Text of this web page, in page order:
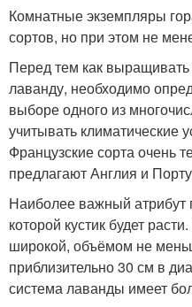
Комнатные экземпляры
сортов, но при этом не
Перед тем как
лаванду, необходимо
выборе одного из
учитывать климатические
Французские сорта очень
предлагают Англия и
Наиболее важный атрибут
которой кустик будет
широкой, объёмом не
приблизительно 30 см в
система лаванды имеет